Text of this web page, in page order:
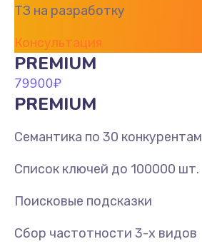
ТЗ на разработку
Консультация
PREMIUM
79900₽
PREMIUM
Семантика по 30 конкурентам
Список ключей до 100000 шт.
Поисковые подсказки
Сбор частотности 3-х видов